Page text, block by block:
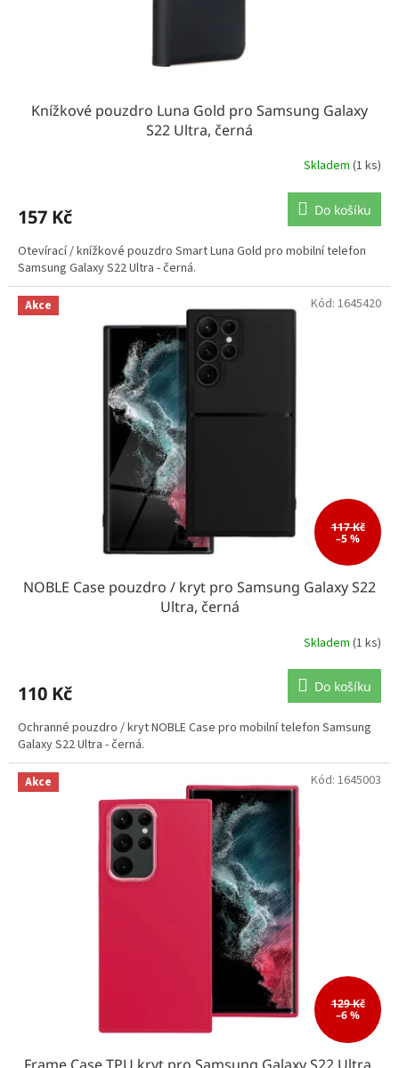
Knížkové pouzdro Luna Gold pro Samsung Galaxy
S22 Ultra, černá
Skladem (1 ks)
157 Kč Do košíku
Otevírací / knížkové pouzdro Smart Luna Gold pro mobilní telefon
Samsung Galaxy S22 Ultra - černá.
Akce
117 Kč
–5 %
NOBLE Case pouzdro / kryt pro Samsung Galaxy S22
Ultra, černá
Skladem (1 ks)
110 Kč Do košíku
Ochranné pouzdro / kryt NOBLE Case pro mobilní telefon Samsung
Galaxy S22 Ultra - černá.
Kód: 1645420
Akce
129 Kč
–6 %
Kód: 1645003